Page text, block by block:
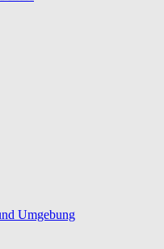
Umgebung